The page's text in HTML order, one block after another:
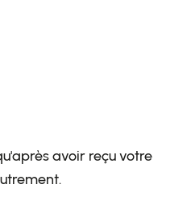
avoir reçu votre